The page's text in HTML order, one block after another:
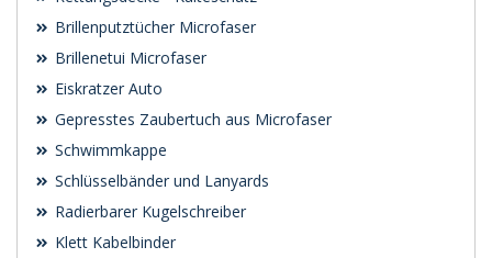
Brillenputztücher Microfaser
Brillenetui Microfaser
Eiskratzer Auto
Gepresstes Zaubertuch aus Microfaser
Schwimmkappe
Schlüsselbänder und Lanyards
Radierbarer Kugelschreiber
Klett Kabelbinder